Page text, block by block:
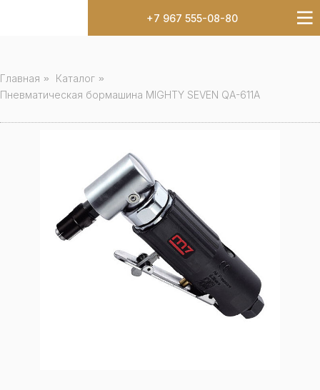
+7 967 555-08-80
Главная » Каталог »
Пневматическая бормашина MIGHTY SEVEN QA-611A